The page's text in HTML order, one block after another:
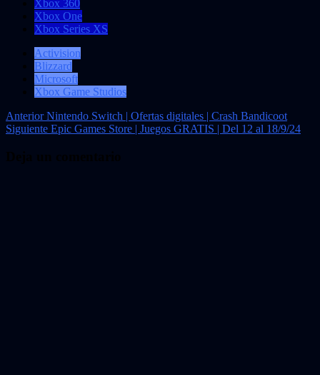
Xbox 360
Xbox One
Xbox Series XS
Activision
Blizzard
Microsoft
Xbox Game Studios
Navegación
de
AnteriorNintendo Switch | Ofertas digitales | Crash Bandicoot
Siguiente Epic Games Store | Juegos GRATIS | Del 12 al 18/9/24